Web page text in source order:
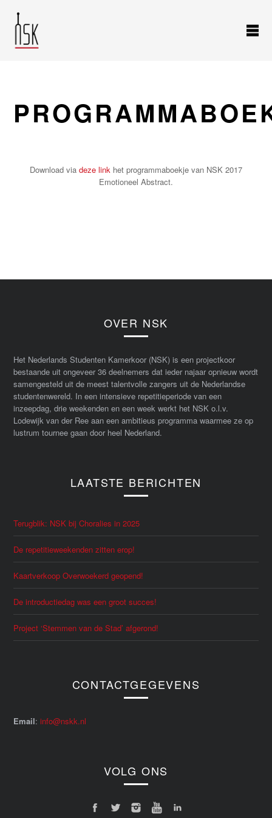
Download via deze link het programmaboekje van NSK 2017
Emotioneel Abstract.
OVER NSK
Het Nederlands Studenten Kamerkoor (NSK) is een projectkoor
bestaande uit ongeveer 36 deelnemers dat ieder najaar opnieuw wordt
samengesteld uit de meest talentvolle zangers uit de Nederlandse
studentenwereld. In een intensieve repetitieperiode van een
inzeepdag, drie weekenden en een week werkt het NSK o.l.v.
Lodewijk van der Ree aan een ambitieus programma waarmee ze op
lustrum tournee gaan door heel Nederland.
LAATSTE BERICHTEN
Terugblik: NSK bij Choralies in 2025
De repetitieweekenden zitten erop!
Kaartverkoop Overwoekerd geopend!
De introductiedag was een groot succes!
Project ‘Stemmen van de Stad’ afgerond!
CONTACTGEGEVENS
Email:info@nskk.nl
VOLG ONS